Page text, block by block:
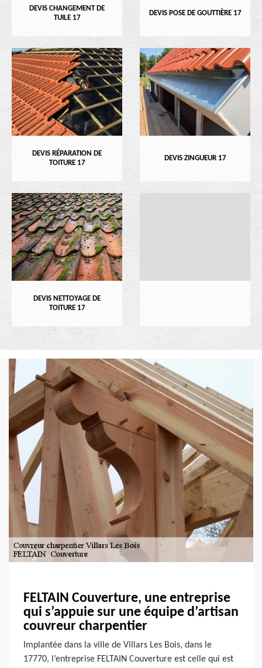
DEVIS CHANGEMENT DE
TUILE 17
DEVIS POSE DE GOUTTIÈRE 17
DEVIS RÉPARATION DE
TOITURE 17
DEVIS ZINGUEUR 17
DEVIS NETTOYAGE DE
TOITURE 17
FELTAIN Couverture, une entreprise
qui s’appuie sur une équipe d’artisan
couvreur charpentier
Implantée dans la ville de Villars Les Bois, dans le
17770, l’entreprise FELTAIN Couverture est celle qui est